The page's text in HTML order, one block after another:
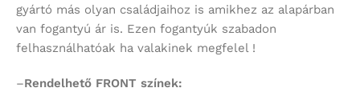
gyártó más olyan családjaihoz is amikhez az alapárban
van fogantyú ár is. Ezen fogantyúk szabadon
felhasználhatóak ha valakinek megfelel !
–Rendelhető FRONT színek: